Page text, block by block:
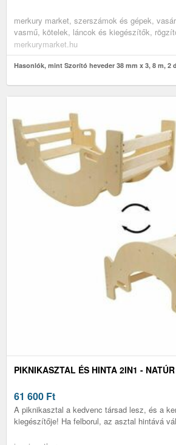
merkury market, szerszámok és gépek,
vasmű, kötelek, láncok és kiegészítők,
hevederek
merkurymarket.hu
Hasonlók, mint Szorító heveder 38 mm x 3, 8 m, 2
PIKNIKASZTAL ÉS HINTA 2IN1 - NATÚR
61 600 Ft
A piknikasztal a kedvenc társad lesz, és a
kiegészítője! Ha felborul, az asztal hintává